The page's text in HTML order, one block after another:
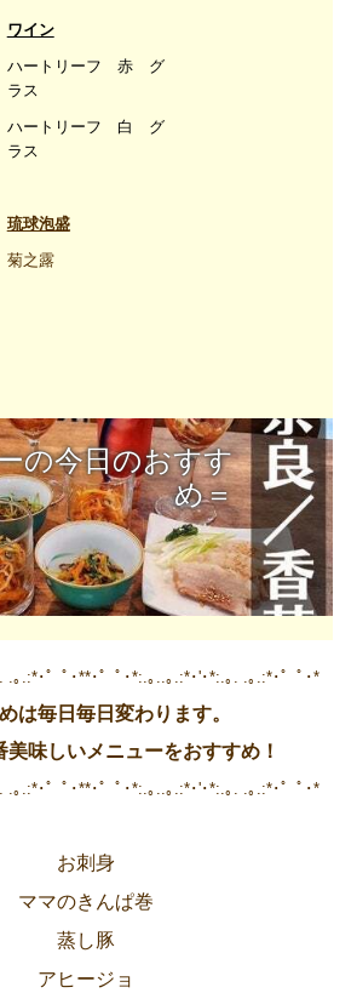
ワイン
ハートリーフ 赤 グ
ラス
ハートリーフ 白 グ
ラス
琉球泡盛
菊之露
の今日のおすす
め＝
.｡.:*･゜ﾟ･**･゜ﾟ･*:.｡..｡.:*･'･*:.｡. .｡.:*･゜ﾟ･*
は毎日毎日変わります。
美味しいメニューをおすすめ！
.｡.:*･゜ﾟ･**･゜ﾟ･*:.｡..｡.:*･'･*:.｡. .｡.:*･゜ﾟ･*
お刺身
ママのきんぱ巻
蒸し豚
アヒージョ